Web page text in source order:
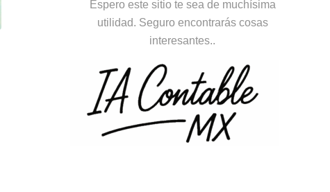
Espero este sitio te sea de muchísima
utilidad. Seguro encontrarás cosas
interesantes..